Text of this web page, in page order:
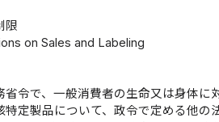
限
on Sales and Labeling
令で、一般消費者の生命又は身体
定製品について、政令で定める他